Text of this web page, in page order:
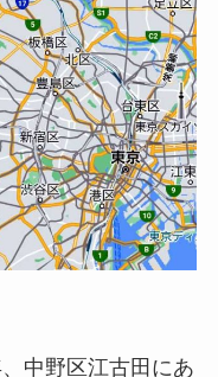
中野区江古田にあ